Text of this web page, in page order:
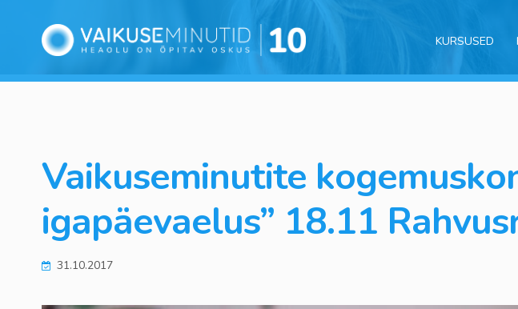
KURSUSED
Vaikuseminutite
igapäevaelus” 18.11
31.10.2017